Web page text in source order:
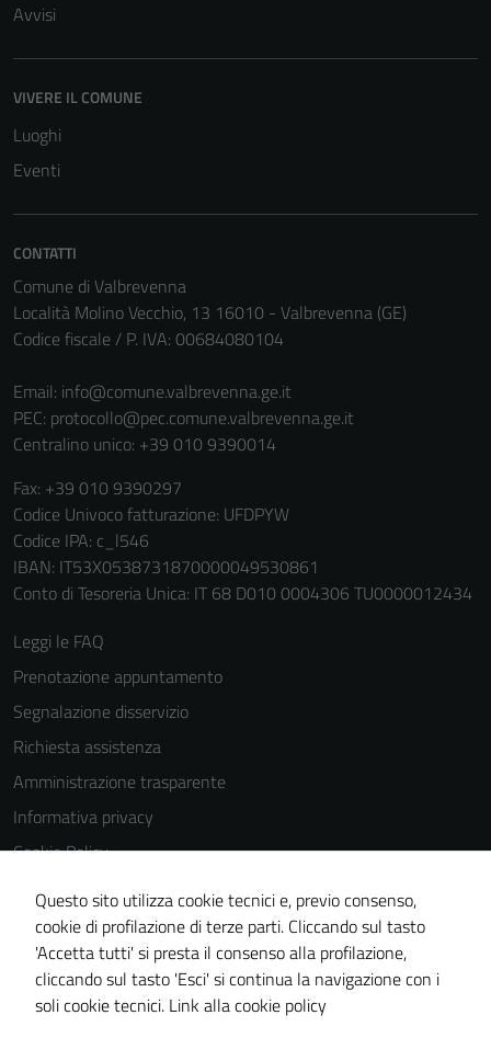
Avvisi
VIVERE IL COMUNE
Luoghi
Eventi
CONTATTI
Comune di Valbrevenna
Località Molino Vecchio, 13 16010 - Valbrevenna (GE)
Codice fiscale / P. IVA: 00684080104
Email: info@comune.valbrevenna.ge.it
PEC: protocollo@pec.comune.valbrevenna.ge.it
Centralino unico: +39 010 9390014
Fax: +39 010 9390297
Codice Univoco fatturazione: UFDPYW
Codice IPA: c_l546
IBAN: IT53X0538731870000049530861
Conto di Tesoreria Unica: IT 68 D010 0004306 TU0000012434
Leggi le FAQ
Prenotazione appuntamento
Segnalazione disservizio
Richiesta assistenza
Amministrazione trasparente
Informativa privacy
Cookie Policy
Note legali
Dichiarazione di accessibilità
Whistleblowing
Piano di miglioramento del sito
Questo sito utilizza cookie tecnici e, previo consenso,
cookie di profilazione di terze parti. Cliccando sul tasto
'Accetta tutti' si presta il consenso alla profilazione,
cliccando sul tasto 'Esci' si continua la navigazione con i
soli cookie tecnici. Link alla cookie policy
Tecnici
Questi cookie
sono necessari
per il